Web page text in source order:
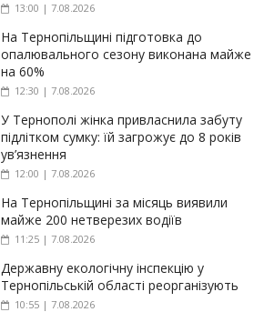
13:00 | 7.08.2026
На Тернопільщині підготовка до
опалювального сезону виконана майже
на 60%
12:30 | 7.08.2026
У Тернополі жінка привласнила забуту
підлітком сумку: їй загрожує до 8 років
ув’язнення
12:00 | 7.08.2026
На Тернопільщині за місяць виявили
майже 200 нетверезих водіїв
11:25 | 7.08.2026
Державну екологічну інспекцію у
Тернопільській області реорганізують
10:55 | 7.08.2026